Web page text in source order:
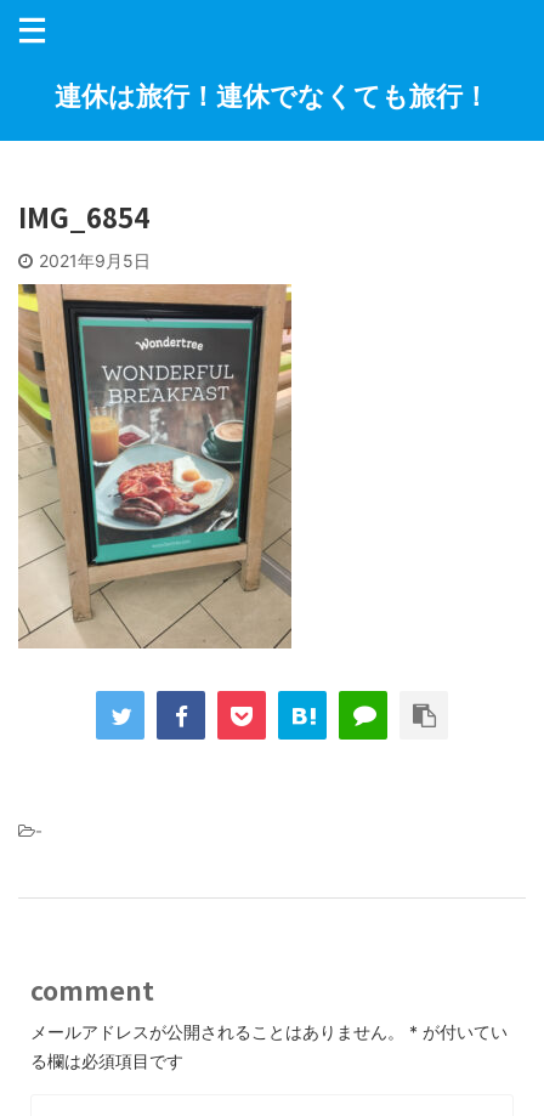
連休は旅行！連休でなくても旅行！
IMG_6854
2021年9月5日
-
comment
メールアドレスが公開されることはありません。 * が付いてい
る欄は必須項目です